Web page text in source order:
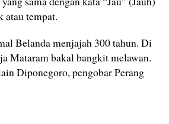
atau tempat.
Belanda menjajah 300 tahun. Di
Mataram bakal bangkit melawan.
Diponegoro, pengobar Perang